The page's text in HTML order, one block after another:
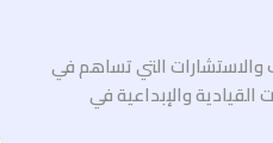
والاستشارات التي تساهم في
والإبداعية في